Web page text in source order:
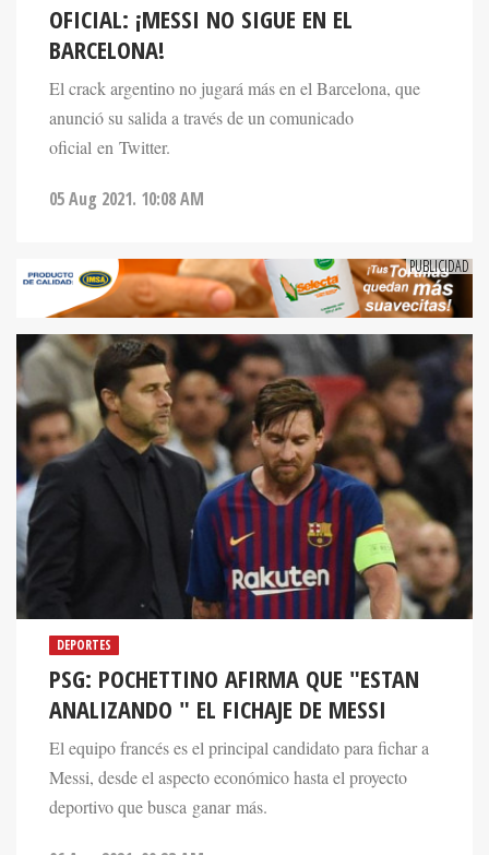
OFICIAL: ¡MESSI NO SIGUE EN EL
BARCELONA!
El crack argentino no jugará más en el Barcelona, que
anunció su salida a través de un comunicado
oficial en Twitter.
05 Aug 2021. 10:08 AM
DEPORTES
PSG: POCHETTINO AFIRMA QUE "ESTAN
ANALIZANDO " EL FICHAJE DE MESSI
El equipo francés es el principal candidato para fichar a
Messi, desde el aspecto económico hasta el proyecto
deportivo que busca ganar más.